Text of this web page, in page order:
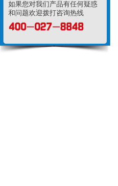
如果您对我们产品有任何疑惑
和问题欢迎拨打咨询热线